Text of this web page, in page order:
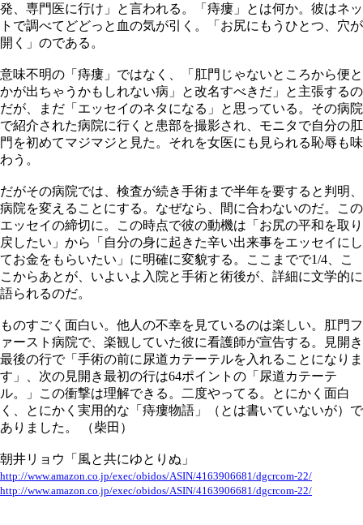
発、専門医に行け」と言われる。「痔瘻」とは何か。彼はネッ
トで調べてどどっと血の気が引く。「お尻にもうひとつ、穴が
開く」のである。
意味不明の「痔瘻」ではなく、「肛門じゃないところから便と
かが出ちゃうかもしれない病」と改名すべきだ」と主張するの
だが、まだ「エッセイのネタになる」と思っている。その病院
で紹介された病院に行くと患部を撮影され、モニタで自分の肛
門を初めてマジマジと見た。それを女医にも見られる恥辱も味
わう。
だがその病院では、検査が続き手術まで半年を要すると判明、
病院を変えることにする。なぜなら、間に合わないのだ。この
エッセイの締切に。この時点で彼の動機は「お尻の平和を取り
戻したい」から「自分の身に起きた辛い出来事をエッセイにし
てお金をもらいたい」に明確に変貌する。ここまでで1/4、こ
こからあとが、いよいよ入院と手術と術後が、詳細に文学的に
語られるのだ。
ものすごく面白い。他人の不幸を見ているのは楽しい。肛門フ
ァースト病院で、楽観していた彼に看護師が宣告する。見開き
最後の行で「手術の前に尿道カテーテルを入れることになりま
す」、次の見開き最初の行は64ポイントの「尿道カテーテ
ル。」この衝撃は理解できる。二度やってる。とにかく面白
く、とにかく実用的な「痔瘻物語」（とは書いていないが）で
ありました。 （柴田）
朝井リョウ「風と共にゆとりぬ」
http://www.amazon.co.jp/exec/obidos/ASIN/4163906681/dgcrcom-22/
http://www.amazon.co.jp/exec/obidos/ASIN/4163906681/dgcrcom-22/